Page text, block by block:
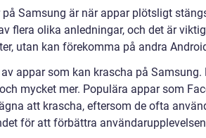
Samsung är när appar plötsligt
flera olika anledningar, och det är
utan kan förekomma på andra
appar som kan krascha på Samsung.
mycket mer. Populära appar som
att krascha, eftersom de ofta
för att förbättra